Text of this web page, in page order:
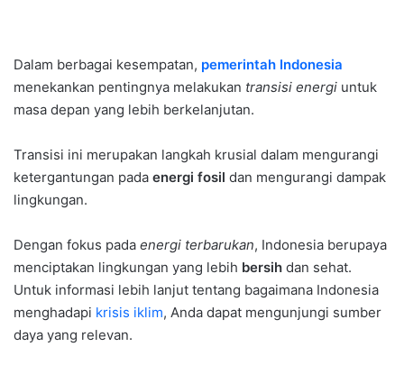
Dalam berbagai kesempatan, pemerintah Indonesia
menekankan pentingnya melakukan transisi energi untuk
masa depan yang lebih berkelanjutan.
Transisi ini merupakan langkah krusial dalam mengurangi
ketergantungan pada energi fosil dan mengurangi dampak
lingkungan.
Dengan fokus pada energi terbarukan, Indonesia berupaya
menciptakan lingkungan yang lebih bersih dan sehat.
Untuk informasi lebih lanjut tentang bagaimana Indonesia
menghadapi krisis iklim, Anda dapat mengunjungi sumber
daya yang relevan.